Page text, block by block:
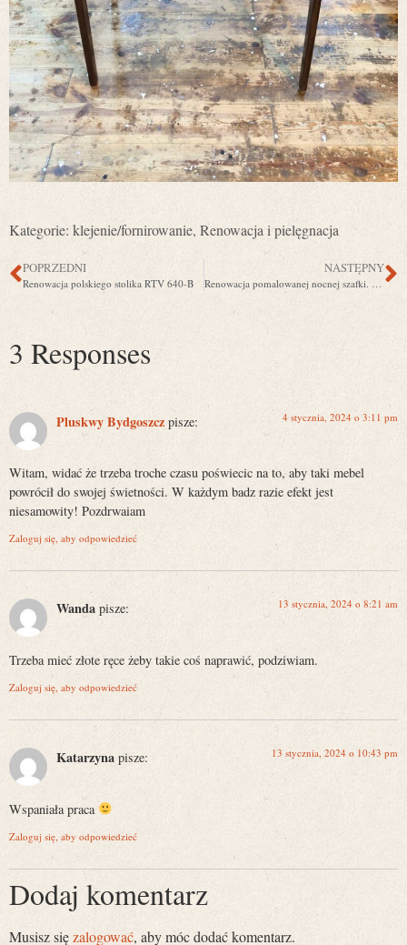
Kategorie: klejenie/fornirowanie, Renowacja i pielęgnacja
POPRZEDNI
Renowacja polskiego stolika RTV 640-B
NASTĘPNY
3 Responses
Pluskwy Bydgoszcz pisze: 4 stycznia, 2024 o 3:11 pm
Witam, widać że trzeba troche czasu poświecic na to, aby taki mebel
powrócił do swojej świetności. W każdym badz razie efekt jest
niesamowity! Pozdrwaiam
Zaloguj się, aby odpowiedzieć
Wanda pisze: 13 stycznia, 2024 o 8:21 am
Trzeba mieć złote ręce żeby takie coś naprawić, podziwiam.
Zaloguj się, aby odpowiedzieć
Katarzyna pisze: 13 stycznia, 2024 o 10:43 pm
Wspaniała praca
Zaloguj się, aby odpowiedzieć
Dodaj komentarz
Musisz sięzalogować, aby móc dodać komentarz.